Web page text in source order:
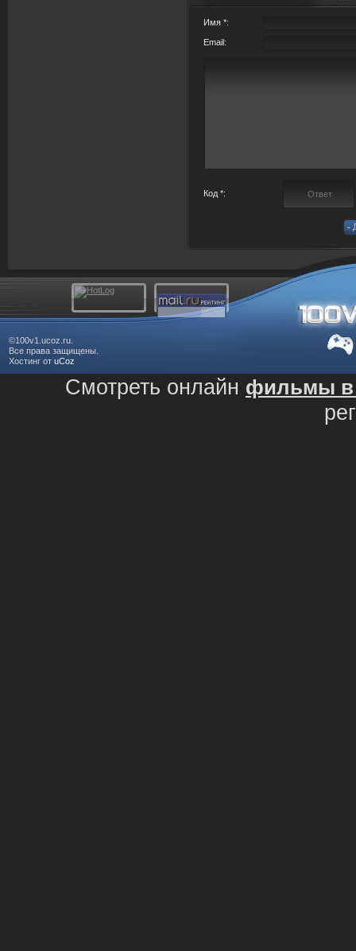
Имя *:
Email:
Код *:
©100v1.ucoz.ru.
Все права защищены.
Хостинг от uCoz
Смотреть онлайн фильмы в